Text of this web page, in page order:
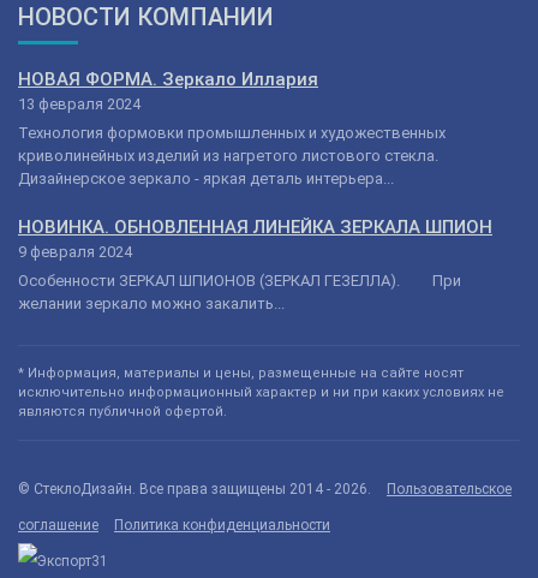
НОВОСТИ КОМПАНИИ
НОВАЯ ФОРМА. Зеркало Иллария
13 февраля 2024
Технология формовки промышленных и художественных
криволинейных изделий из нагретого листового стекла.
Дизайнерское зеркало - яркая деталь интерьера...
НОВИНКА. ОБНОВЛЕННАЯ ЛИНЕЙКА ЗЕРКАЛА ШПИОН
9 февраля 2024
Особенности ЗЕРКАЛ ШПИОНОВ (ЗЕРКАЛ ГЕЗЕЛЛА). При
желании зеркало можно закалить...
* Информация, материалы и цены, размещенные на сайте носят
исключительно информационный характер и ни при каких условиях не
являются публичной офертой.
© СтеклоДизайн. Все права защищены 2014 - 2026. Пользовательское
соглашение Политика конфиденциальности